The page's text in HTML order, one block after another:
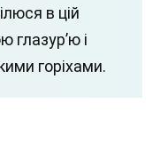
в цій
глазур’ю і
горіхами.